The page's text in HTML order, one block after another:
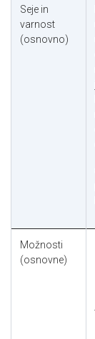
Seje in
varnost
(osnovno)
Možnosti
(osnovne)